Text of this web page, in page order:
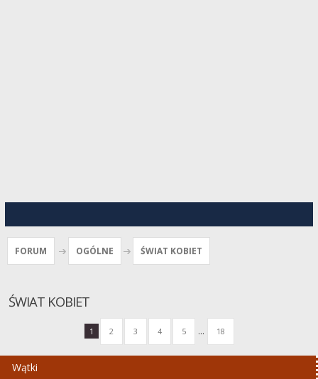
FORUM OGÓLNE ŚWIAT KOBIET
ŚWIAT KOBIET
1 2 3 4 5 ... 18
Wątki